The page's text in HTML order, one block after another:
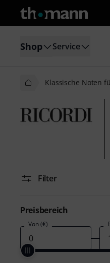
Shop Service
Klassische Noten
Filter
Preisbereich
Von (€)